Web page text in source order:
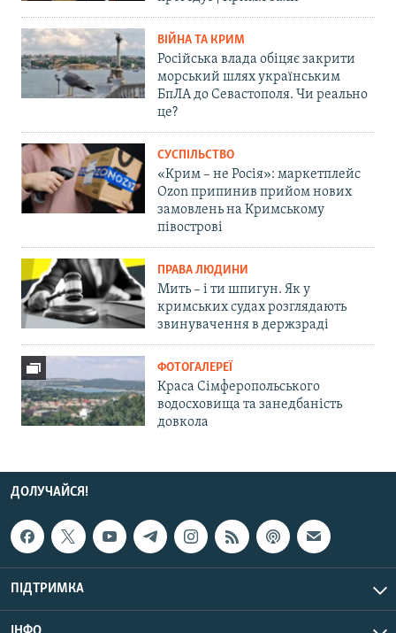
ВІЙНА ТА КРИМ
Російська влада обіцяє закрити
морський шлях українським
БпЛА до Севастополя. Чи реально
це?
СУСПІЛЬСТВО
«Крим – не Росія»: маркетплейс
Ozon припинив прийом нових
замовлень на Кримському
півострові
ПРАВА ЛЮДИНИ
Мить – і ти шпигун. Як у
кримських судах розглядають
звинувачення в держзраді
ФОТОГАЛЕРЕЇ
Краса Сімферопольського
водосховища та занедбаність
довкола
ДОЛУЧАЙСЯ!
ПІДТРИМКА